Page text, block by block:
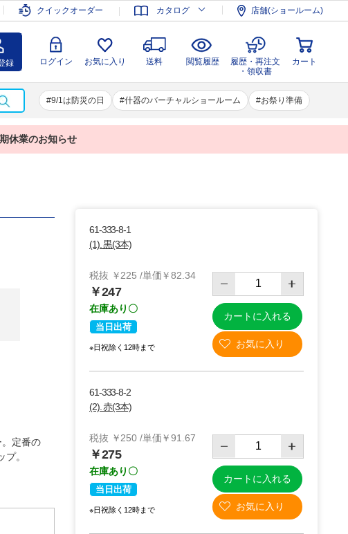
クイックオーダー カタログ 店舗(ショールーム)
録 ログイン お気に入り 送料 閲覧履歴
履歴・再注文
・領収書
カート
9/1は防災の日 什器のバーチャルショールーム お祭り準備
会員登録 ログイン お気に入り 送料 閲覧履歴
履歴・再注文
・領収書
カート
休業のお知らせ
定番の
。
61-333-8-1
(1). 黒(3本)
税抜 ￥225 /単価￥82.34
￥247
在庫あり〇
当日出荷
※日祝除く12時まで
カートに入れる
61-333-8-2
(2). 赤(3本)
税抜 ￥250 /単価￥91.67
￥275
在庫あり〇
当日出荷
※日祝除く12時まで
カートに入れる